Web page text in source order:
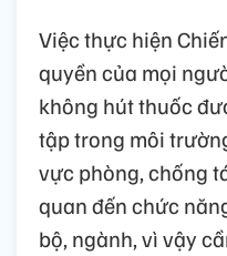
Việc thực hiện
quyền của mọi
không hút thuốc
tập trong môi
vực phòng, chống
quan đến chức
bộ, ngành, vì vậy